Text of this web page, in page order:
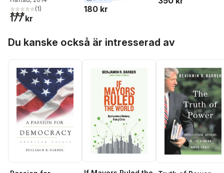
3,0utav 5 stjärnor. Totalt antal röster:
(1)
177 kr
180 kr
Du kanske också är intresserad av